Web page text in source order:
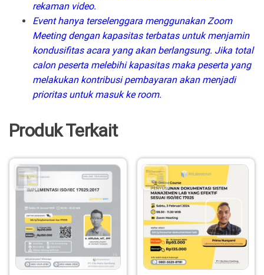
rekaman video.
Event hanya terselenggara menggunakan Zoom
Meeting dengan kapasitas terbatas untuk menjamin
kondusifitas acara yang akan berlangsung. Jika total
calon peserta melebihi kapasitas maka peserta yang
melakukan kontribusi pembayaran akan menjadi
prioritas untuk masuk ke room.
Produk Terkait